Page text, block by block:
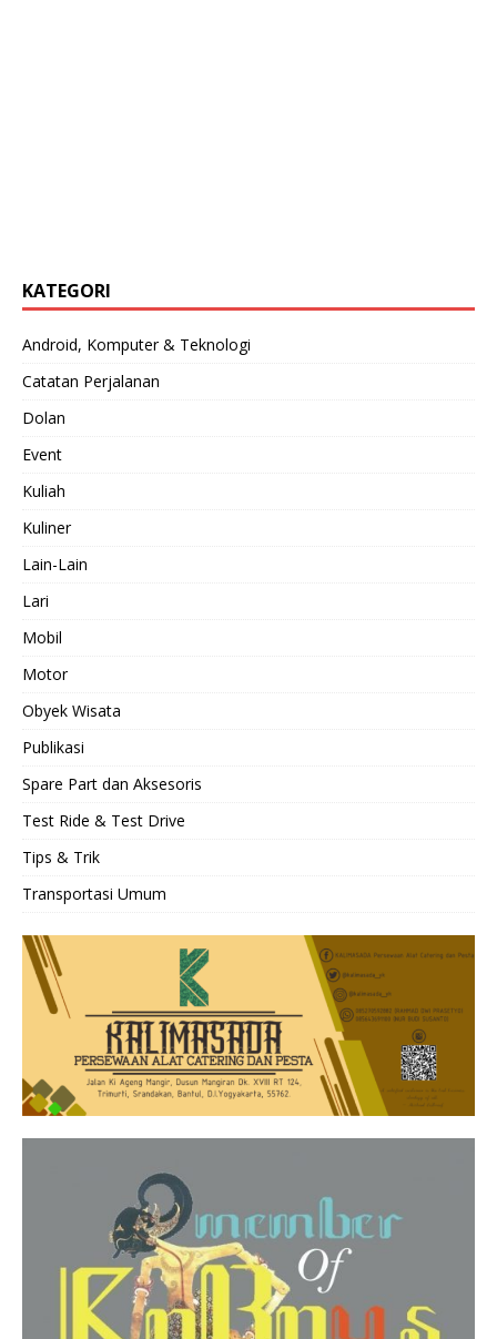
KATEGORI
Android, Komputer & Teknologi
Catatan Perjalanan
Dolan
Event
Kuliah
Kuliner
Lain-Lain
Lari
Mobil
Motor
Obyek Wisata
Publikasi
Spare Part dan Aksesoris
Test Ride & Test Drive
Tips & Trik
Transportasi Umum